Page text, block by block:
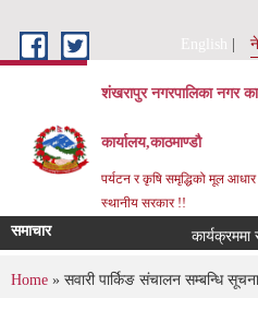
English
शंखरापुर नगरपालिका नगर
कार्यालय,काठमाण्डौ
पर्यटन र कृषि समृद्धिको मूल
स्थानीय सरकार !!
समाचार कार्यक्रममा
You are here
Home » सवारी पार्किङ संचालन सम्बन्धि सूचना